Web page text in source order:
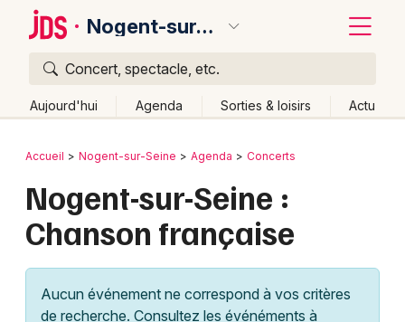
Nogent-sur-Seine
Concert, spectacle, etc.
Aujourd'hui Agenda Sorties & loisirs Actu
Publier un événement
Grands événements
Activité & Expérience
Bordeaux
Colmar
Lille
Lyon
Retour
Accueil Nogent-sur-Seine Agenda Concerts
Nogent-sur-Seine :
Chanson française
Aucun événement ne correspond à vos critères
de recherche. Consultez les événéments à
Quoi ?
Où ?
Champagne-Ardenne
Partout
Près de moi
Changer de lieu
Aujourd'hui
Demain Ce week-end Autre